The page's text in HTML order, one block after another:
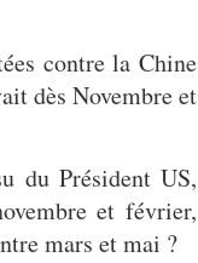
contre la Chine
dès Novembre et
du Président US,
et février,
mars et mai ?